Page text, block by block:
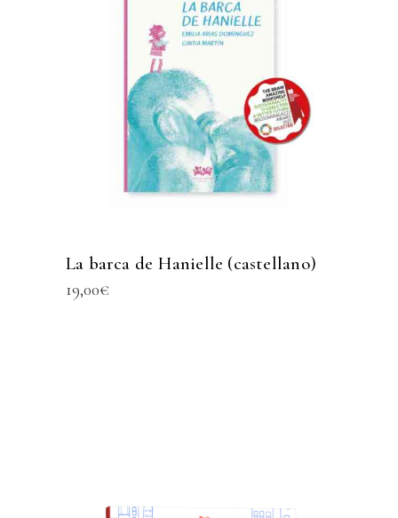
La barca de Hanielle (castellano)
19,00€